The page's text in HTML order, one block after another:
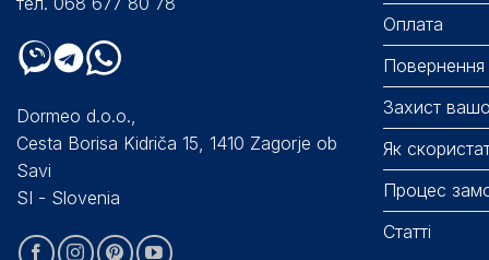
Dormeo d.o.o.,
Cesta Borisa Kidriča 15, 1410 Zagorje ob
Savi
SI - Slovenia
Оплата
Повернення
Захист
Як
Процес
Статті